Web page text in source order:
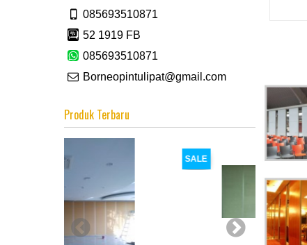
085693510871
52 1919 FB
085693510871
Borneopintulipat@gmail.com
Produk Terbaru
SALE SALE